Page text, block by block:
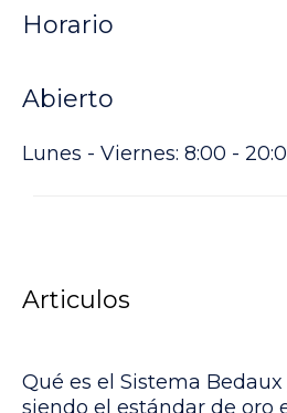
Horario
Abierto
Lunes - Viernes: 8:00 -
Articulos
Qué es el Sistema
siendo el estándar de oro